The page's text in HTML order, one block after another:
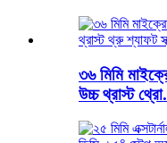
৩৬ মিমি
উচ্চ থ্রাস্ট